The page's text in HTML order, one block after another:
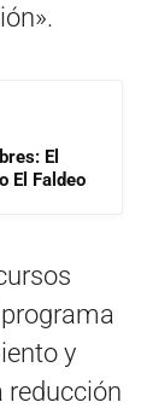
El
El Faldeo
y
reducción